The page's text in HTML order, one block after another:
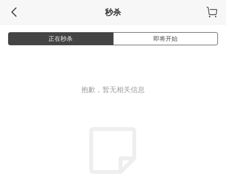
秒杀
正在秒杀 即将开始
抱歉，暂无相关信息